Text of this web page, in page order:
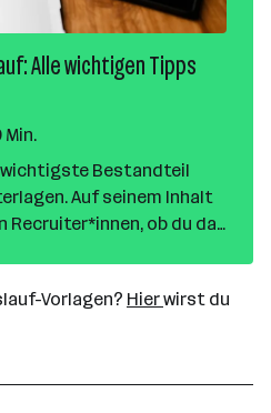
Alle wichtigen Tipps
Min.
wichtigste Bestandteil
Auf seinem Inhalt
Recruiter*innen, ob du das
deine Stärken und
Wir
gratis Lebenslauf-
Vorlagen? Hierwirst du